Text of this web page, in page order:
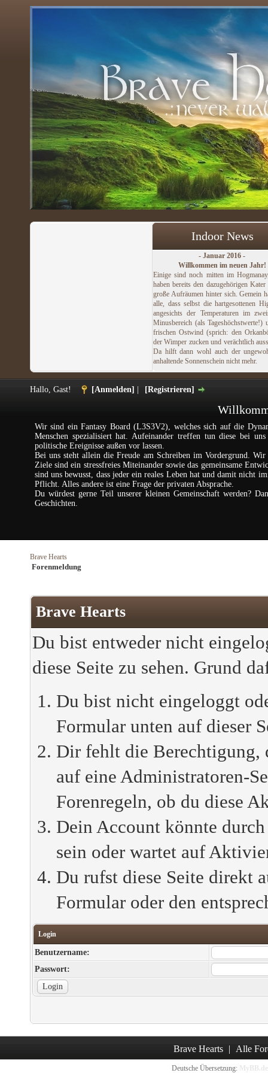
Indoor News
- Januar 2016 -
Willkommen im neuen Jahr!
Einige sind noch mitten im
haben bereits den dazugehörigen Kater
große Aufräumen hinter sich. Gemein
alle, dass selbst die hartgesottenen
angesichts der Temperaturen im
Minusbereich (als Tageshöchstwerte!)
frischen Ostwind (sprich: den
der Wimper zucken und verächtlich
Da hilft dann wohl auch der
anhaltende Sonnenschein nicht mehr.
Hallo, Gast! [Anmelden] [Registrieren]
Wir sind ein Fantasy Board (L3S3V2), welches sich auf die
Menschen spezialisiert hat. Aufeinander treffen tun diese bei
politische Ereignisse außen vor lassen.
Bei uns steht allein die Freude am Schreiben im Vordergrund. Wir
Ziele sind ein stressfreies Miteinander sowie das gemeinsame
sind uns bewusst, dass jeder ein reales Leben hat und damit nicht
Pflicht. Alles andere ist eine Frage der privaten Absprache.
Du würdest gerne Teil unserer kleinen Gemeinschaft werden?
Geschichten.
Brave Hearts
Forenmeldung
Brave Hearts
Du bist entweder nicht
diese Seite zu sehen. Grund
Du bist nicht eingeloggt
Formular unten auf dieser
Dir fehlt die Berechtigung,
auf eine Administratoren-
Forenregeln, ob du diese
Dein Account könnte
sein oder wartet auf
Du rufst diese Seite direkt
Formular oder den
Login
Benutzername:
Passwort:
Brave Hearts | Alle
Deutsche Übersetzung: MyBB.de